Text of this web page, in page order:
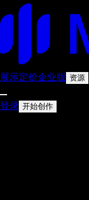
展示定价企业版 资源
登录 开始创作